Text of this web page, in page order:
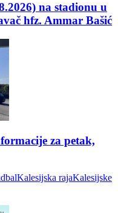
na stadionu u
hfz. Ammar Bašić
za petak,
Kalesijska rajaKalesijske